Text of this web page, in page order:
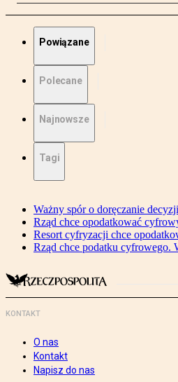
Powiązane
Polecane
Najnowsze
Tagi
Ważny spór o doręczanie
Rząd chce opodatkować
Resort cyfryzacji chce
Rząd chce podatku cyfrowego.
KONTAKT
O nas
Kontakt
Napisz do nas